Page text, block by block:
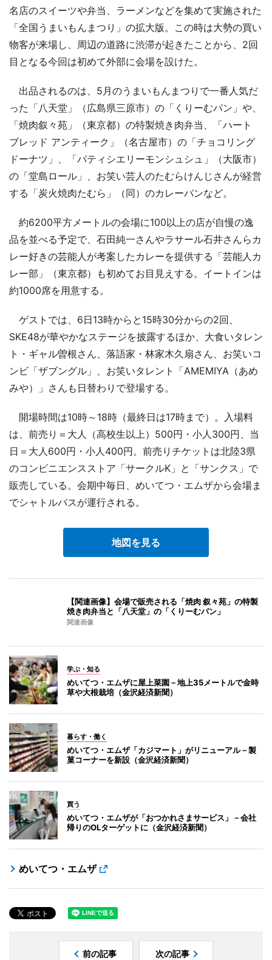
名店のスイーツや弁当、ラーメンなどを集めて実施された
「全国うまいもんまつり」の拡大版。この時は大勢の買い
物客が来場し、周辺の道路に渋滞が起きたことから、2回
目となる今回は初めて外部に会場を設けた。
出品されるのは、5月のうまいもんまつりで一番人気だ
った「八天堂」（広島県三原市）の「くりーむパン」や、
「焼肉叙々苑」（東京都）の特製焼き肉弁当、「ハート
ブレッド アンティーク」（名古屋市）の「チョコリング
ドーナツ」、「パティシエリーモンシュシュ」（大阪市）
の「堂島ロール」、お笑い芸人のたむらけんじさんが経営
する「炭火焼肉たむら」（同）のカレーパンなど。
約6200平方メートルの会場に100以上の店が自慢の逸
品を並べる予定で、石田純一さんやラサール石井さんらカ
レー好きの芸能人が考案したカレーを提供する「芸能人カ
レー部」（東京都）も初めてお目見えする。イートインは
約1000席を用意する。
ゲストでは、6日13時からと15時30分からの2回、
SKE48が華やかなステージを披露するほか、大食いタレン
ト・ギャル曽根さん、落語家・林家木久扇さん、お笑いコ
ンビ「ザブングル」、お笑いタレント「AMEMIYA（あめ
みや）」さんも日替わりで登場する。
開場時間は10時～18時（最終日は17時まで）。入場料
は、前売り＝大人（高校生以上）500円・小人300円、当
日＝大人600円・小人400円。前売りチケットは北陸3県
のコンビニエンスストア「サークルK」と「サンクス」で
販売している。会期中毎日、めいてつ・エムザから会場ま
でシャトルバスが運行される。
地図を見る
【関連画像】会場で販売される「焼肉 叙々苑」の特製
焼き肉弁当と「八天堂」の「くりーむパン」
関連画像
学ぶ・知る
めいてつ・エムザに屋上菜園－地上35メートルで金時
草や大根栽培（金沢経済新聞）
暮らす・働く
めいてつ・エムザ「カジマート」がリニューアル－製
菓コーナーを新設（金沢経済新聞）
買う
めいてつ・エムザが「おつかれさまサービス」－会社
帰りのOLターゲットに（金沢経済新聞）
めいてつ・エムザ
前の記事 次の記事